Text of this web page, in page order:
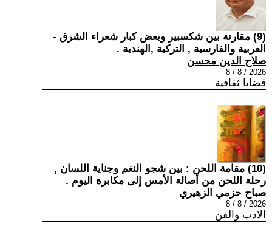
(9) مقارنة بين شكسبير وبعض كبار شعراء الشرق -
العربية والفارسية , التركية ,الهندية .
صلاح الدين محسن
2026 / 8 / 8
قضايا ثقافية
(10) مقامة اللحن : بين شجو النغم وجناية اللسان ,
رحلة اللحن من أصالة الأمس إلى مكابرة اليوم .
صباح حزمي الزهيري
2026 / 8 / 8
الادب والفن